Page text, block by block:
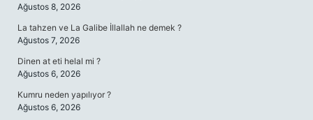
Ağustos 8, 2026
La tahzen ve La Galibe İllallah ne demek ?
Ağustos 7, 2026
Dinen at eti helal mi ?
Ağustos 6, 2026
Kumru neden yapılıyor ?
Ağustos 6, 2026